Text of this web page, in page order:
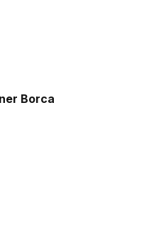
Borca